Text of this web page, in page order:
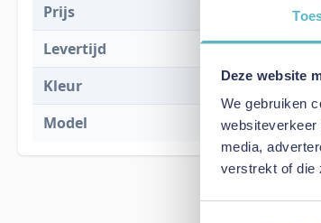
Deze website
We gebruiken
media,
verstrekt of die
Prijs
Levertijd
Kleur
Model